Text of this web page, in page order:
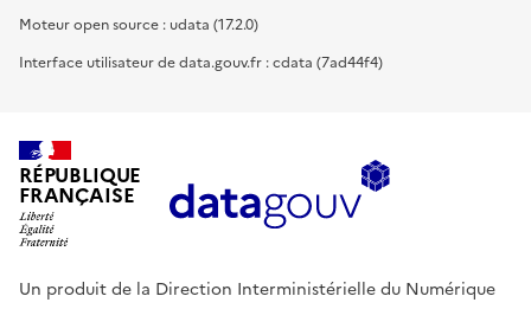
Moteur open source : udata (17.2.0)
Interface utilisateur de data.gouv.fr : cdata (7ad44f4)
RÉPUBLIQUE
FRANÇAISE
Un produit de la Direction Interministérielle du Numérique